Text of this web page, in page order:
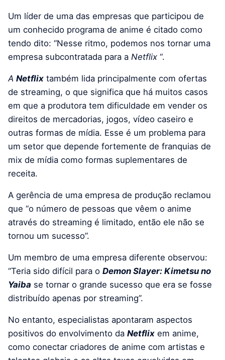
Um líder de uma das empresas que participou de
um conhecido programa de anime é citado como
tendo dito: “Nesse ritmo, podemos nos tornar uma
empresa subcontratada para a Netflix “.
A Netflix também lida principalmente com ofertas
de streaming, o que significa que há muitos casos
em que a produtora tem dificuldade em vender os
direitos de mercadorias, jogos, vídeo caseiro e
outras formas de mídia. Esse é um problema para
um setor que depende fortemente de franquias de
mix de mídia como formas suplementares de
receita.
A gerência de uma empresa de produção reclamou
que “o número de pessoas que vêem o anime
através do streaming é limitado, então ele não se
tornou um sucesso”.
Um membro de uma empresa diferente observou:
“Teria sido difícil para o Demon Slayer: Kimetsu no
Yaiba se tornar o grande sucesso que era se fosse
distribuído apenas por streaming”.
No entanto, especialistas apontaram aspectos
positivos do envolvimento da Netflix em anime,
como conectar criadores de anime com artistas e